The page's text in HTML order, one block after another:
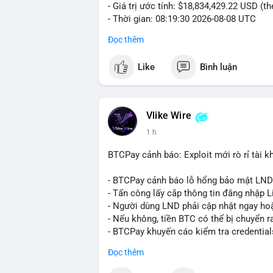
- Giá trị ước tính: $18,834,429.22 USD
- Thời gian: 08:19:30 2026-08-08 UTC
Nhận định phân tích:
chưa xác nhận cho thấy dấu hiệu của
mục. Với mức giá hiện tại, động thái
quyết định áp lực cung ngắn hạn lên thị
xuất hiện dòng tiền lớn, nhưng chưa đủ
lệnh chuyển tiếp theo.
Lời khuyên:
định xu hướng rõ ràng hơn. Tránh hành
hợp với khối lượng giao dịch chung và
#289btc #chuyenvilon
Đọc thêm
Like Bình luận
Vlike Wire
1 h
BTCPay cảnh báo: Exploit mới rò rỉ tài
- BTCPay cảnh báo lỗ hổng bảo mật
- Tấn công lấy cắp thông tin đăng nhập
- Người dùng LND phải cập nhật ngay
- Nếu không, tiền BTC có thể bị chuyển
- BTCPay khuyến cáo kiểm tra
#binancesquare
Đọc thêm